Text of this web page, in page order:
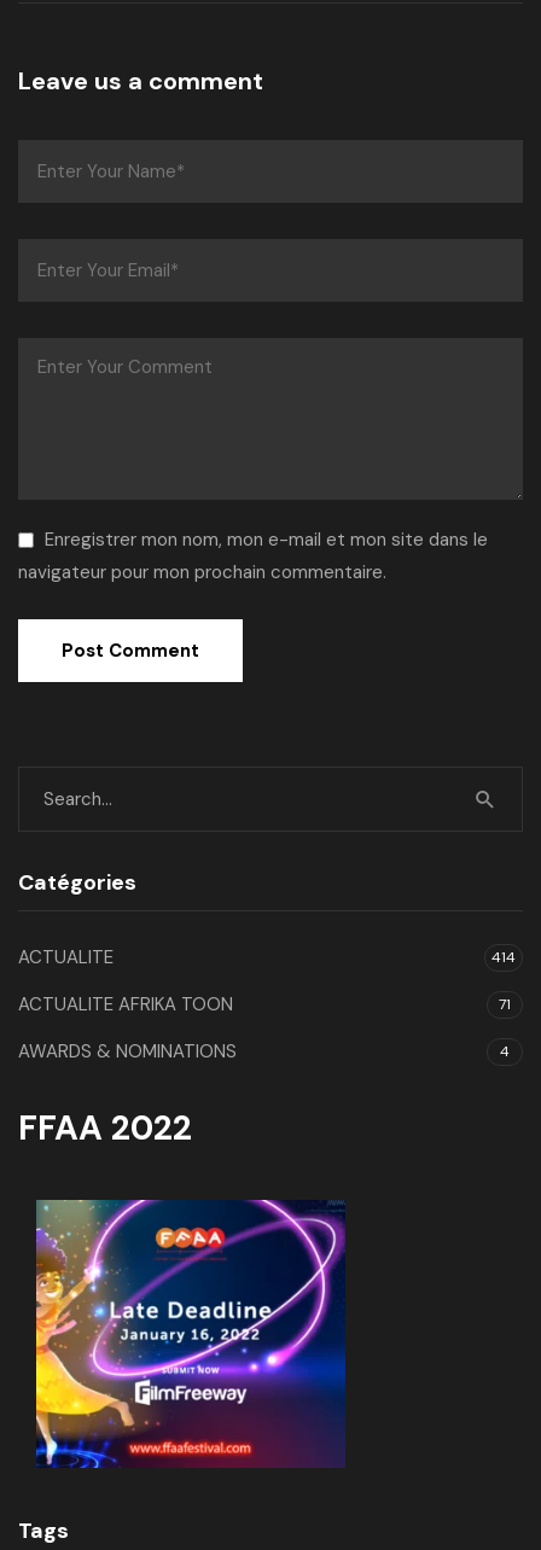
Leave us a comment
Enregistrer mon nom, mon e-mail et mon site dans le
navigateur pour mon prochain commentaire.
Catégories
ACTUALITE 414
ACTUALITE AFRIKA TOON 71
AWARDS & NOMINATIONS 4
FFAA 2022
Tags